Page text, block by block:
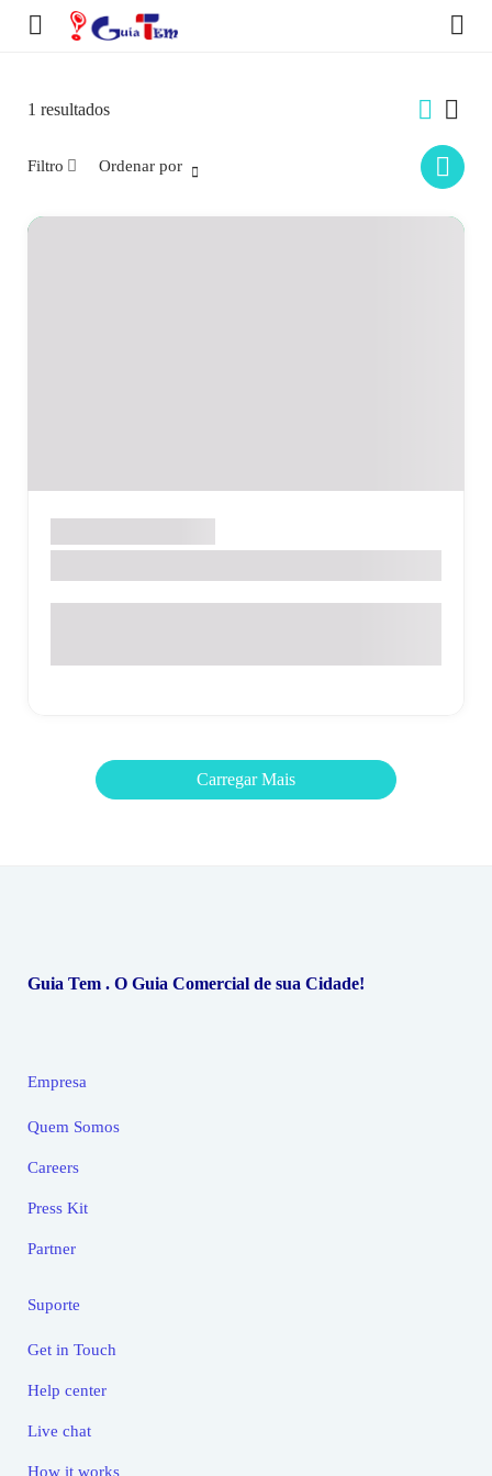
1 resultados
Filtro Ordenar por
Carregar Mais
Guia Tem . O Guia Comercial de sua Cidade!
Empresa
Quem Somos
Careers
Press Kit
Partner
Suporte
Get in Touch
Help center
Live chat
How it works